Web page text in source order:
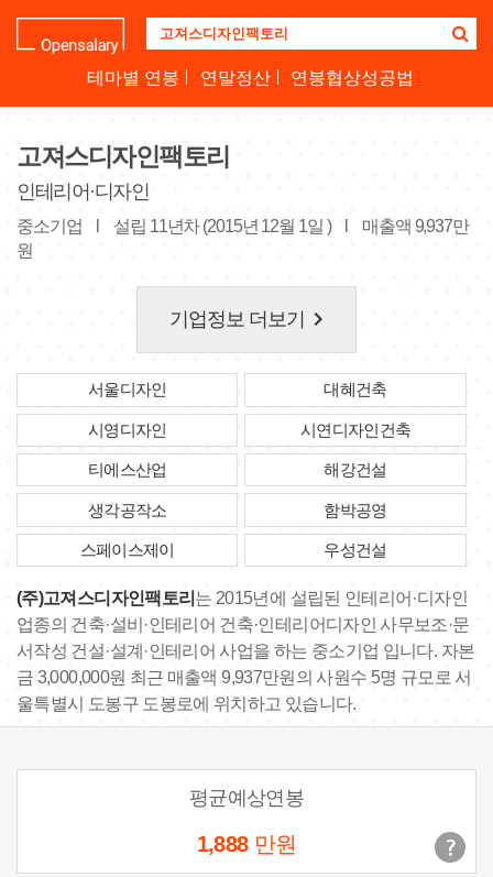
업
명
하
세
요
테마별 연봉 연말정산 연봉협상성공법
고져스디자인팩토리
인테리어·디자인
중소기업 설립 11년차 (2015년 12월 1일 )
매출액 9,937만
원
기업정보 더보기 keyboard_arrow_right
서울디자인 대혜건축
시영디자인 시연디자인건축
티에스산업 해강건설
생각공작소 함박공영
스페이스제이 우성건설
(주)고져스디자인팩토리 는 2015년에 설립된 인테리어·디자인
업종의 건축·설비·인테리어 건축·인테리어디자인 사무보조·문
서작성 건설·설계·인테리어 사업을 하는 중소기업 입니다. 자본
금 3,000,000원 최근 매출액 9,937만원의 사원수 5명 규모로 서
울특별시 도봉구 도봉로에 위치하고 있습니다.
평균예상연봉
1,888 만원